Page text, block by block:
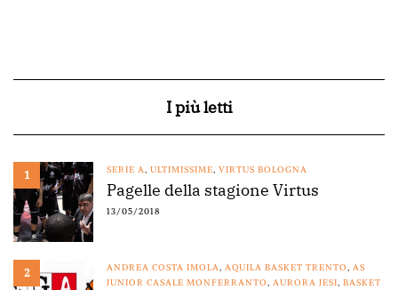
I più letti
1 SERIE A, ULTIMISSIME, VIRTUS BOLOGNA
Pagelle della stagione Virtus
13/05/2018
2 ANDREA COSTA IMOLA, AQUILA BASKET TRENTO, AS
JUNIOR CASALE MONFERRANTO, AURORA JESI, BASKET